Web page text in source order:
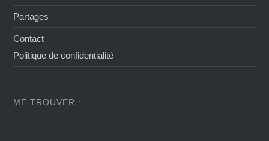
Partages
Contact
Politique de confidentialité
ME TROUVER :